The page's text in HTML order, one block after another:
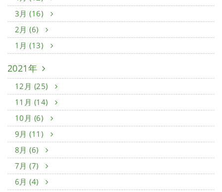
3月 (16)
2月 (6)
1月 (13)
2021年
12月 (25)
11月 (14)
10月 (6)
9月 (11)
8月 (6)
7月 (7)
6月 (4)